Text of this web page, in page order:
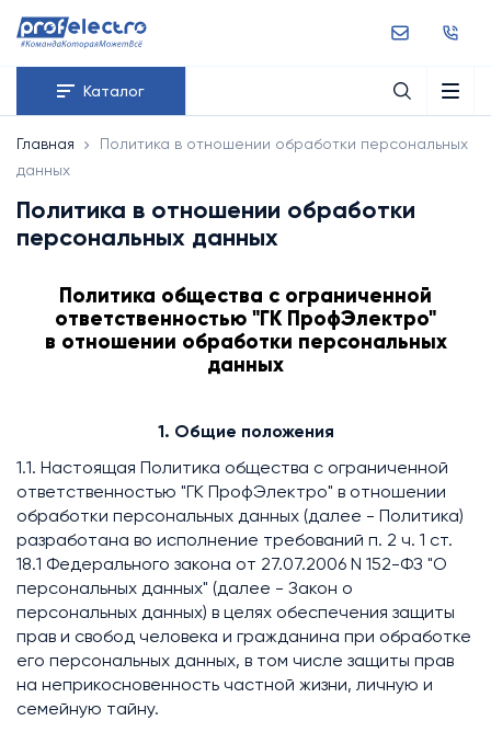
Каталог
Главная
Политика в отношении обработки персональных
данных
Политика в отношении обработки
персональных данных
Политика общества с ограниченной
ответственностью "ГК ПрофЭлектро"
в отношении обработки персональных
данных
1. Общие положения
1.1. Настоящая Политика общества с ограниченной
ответственностью "ГК ПрофЭлектро" в отношении
обработки персональных данных (далее - Политика)
разработана во исполнение требований п. 2 ч. 1 ст.
18.1 Федерального закона от 27.07.2006 N 152-ФЗ "О
персональных данных" (далее - Закон о
персональных данных) в целях обеспечения защиты
прав и свобод человека и гражданина при обработке
его персональных данных, в том числе защиты прав
на неприкосновенность частной жизни, личную и
семейную тайну.